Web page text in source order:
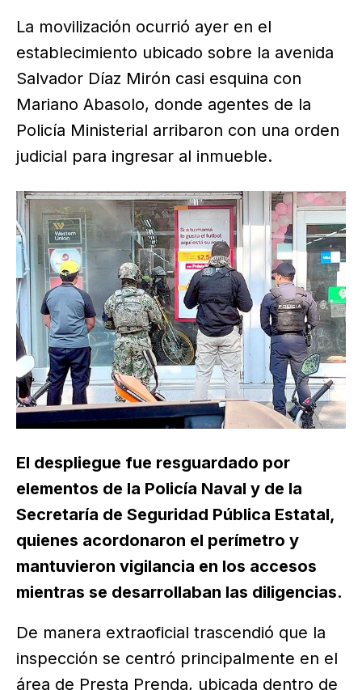
La movilización ocurrió ayer en el
establecimiento ubicado sobre la avenida
Salvador Díaz Mirón casi esquina con
Mariano Abasolo, donde agentes de la
Policía Ministerial arribaron con una orden
judicial para ingresar al inmueble.
El despliegue fue resguardado por
elementos de la Policía Naval y de la
Secretaría de Seguridad Pública Estatal,
quienes acordonaron el perímetro y
mantuvieron vigilancia en los accesos
mientras se desarrollaban las diligencias.
De manera extraoficial trascendió que la
inspección se centró principalmente en el
área de Presta Prenda, ubicada dentro de